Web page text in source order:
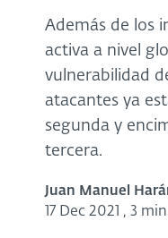
Además de los
activa a nivel
vulnerabilidad
atacantes ya
segunda y
tercera.
Juan Manuel
17 Dec 2021 , 3